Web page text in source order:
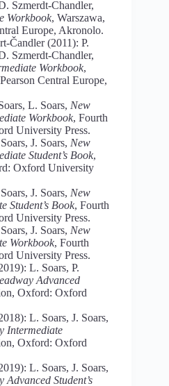
Szmerdt-Chandler,
Workbook, Warszawa,
Europe, Akronolo.
Čandler (2011): P.
Szmerdt-Chandler,
Workbook,
Central Europe,
L. Soars, New
Workbook, Fourth
University Press.
J. Soars, New
Student’s Book,
Oxford University
J. Soars, New
Student’s Book, Fourth
University Press.
J. Soars, New
Workbook, Fourth
University Press.
L. Soars, P.
Advanced
Oxford: Oxford
L. Soars, J. Soars,
Intermediate
Oxford: Oxford
L. Soars, J. Soars,
Advanced Student’s